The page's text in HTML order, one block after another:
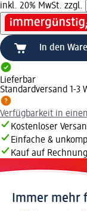
inkl. 20% MwSt. zzgl.
In den
Lieferbar
Standardversand 1-3
Verfügbarkeit in
Kostenloser
Einfache &
Kauf auf
Immer mehr